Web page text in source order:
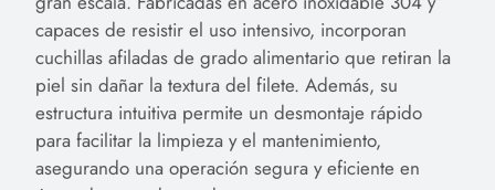
capaces de resistir el uso intensivo, incorporan
cuchillas afiladas de grado alimentario que retiran la
piel sin dañar la textura del filete. Además, su
estructura intuitiva permite un desmontaje rápido
para facilitar la limpieza y el mantenimiento,
asegurando una operación segura y eficiente en